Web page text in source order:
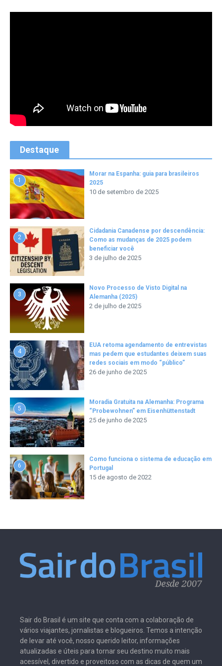
Destaque
1
Morar na Espanha: guia para brasileiros
2025
10 de setembro de 2025
2
Cidadania Canadense por descendência:
Como as mudanças de 2025 podem
beneficiar você
3 de julho de 2025
3
Novo Processo de Visto Digital na
Alemanha (2025)
2 de julho de 2025
4
EUA retoma agendamento de entrevistas
mas pedem que estudantes deixem suas
redes sociais em modo “público”
26 de junho de 2025
5
Moradia Gratuita na Alemanha: Programa
“Probewohnen” em Eisenhüttenstadt
25 de junho de 2025
6
Como funciona o sistema de educação em
Portugal
15 de agosto de 2022
Sair do Brasil é um site que conta com a colaboração de
vários viajantes, jornalistas e blogueiros. Temos a intenção
de levar até você, nosso querido leitor, informações
atualizadas e úteis para tornar seu destino muito mais
acessível, divertido e proveitoso com as dicas de quem um